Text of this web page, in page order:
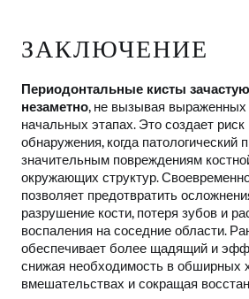
ЗАКЛЮЧЕНИЕ
Периодонтальные кисты
незаметно, не вызывая
начальных этапах. Это создает риск
обнаружения, когда патологический
значительным повреждениям
окружающих структур.
позволяет предотвратить
разрушение кости, потеря зубов и
воспаления на соседние области.
обеспечивает более щадящий и
снижая необходимость в обширных
вмешательствах и сокращая